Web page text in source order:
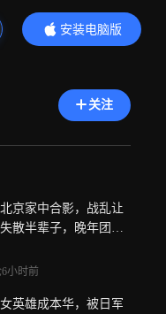
安装电脑版
内容更精彩
关注
京家中合影，战乱让
散半辈子，晚年团聚
6小时前
英雄成本华，被日军